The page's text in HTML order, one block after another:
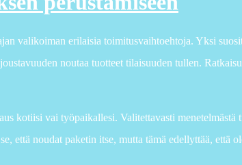
valikoiman erilaisia toimitusvaihtoehtoja. Yksi
noutaa tuotteet tilaisuuden tullen.
kotiisi vai työpaikallesi. Valitettavasti
että noudat paketin itse, mutta tämä edellyttää, että